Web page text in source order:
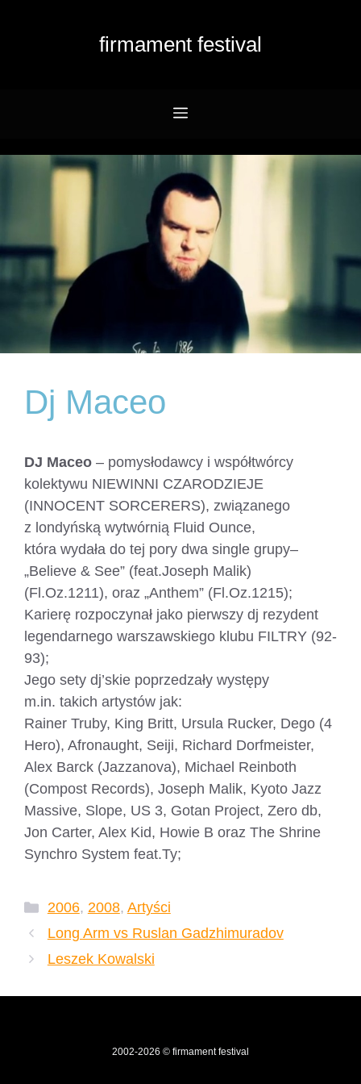
firmament festival
Menu
Dj Maceo
DJ Maceo – pomysłodawcy i współtwórcy
kolektywu NIEWINNI CZARODZIEJE
(INNOCENT SORCERERS), związanego
z londyńską wytwórnią Fluid Ounce,
która wydała do tej pory dwa single grupy–
„Believe & See” (feat.Joseph Malik)
(Fl.Oz.1211), oraz „Anthem” (Fl.Oz.1215);
Karierę rozpoczynał jako pierwszy dj rezydent
legendarnego warszawskiego klubu FILTRY (92-
93);
Jego sety dj’skie poprzedzały występy
m.in. takich artystów jak:
Rainer Truby, King Britt, Ursula Rucker, Dego (4
Hero), Afronaught, Seiji, Richard Dorfmeister,
Alex Barck (Jazzanova), Michael Reinboth
(Compost Records), Joseph Malik, Kyoto Jazz
Massive, Slope, US 3, Gotan Project, Zero db,
Jon Carter, Alex Kid, Howie B oraz The Shrine
Synchro System feat.Ty;
Kategorie
2006, 2008, Artyści
Long Arm vs Ruslan Gadzhimuradov
Leszek Kowalski
2002-2026 © firmament festival